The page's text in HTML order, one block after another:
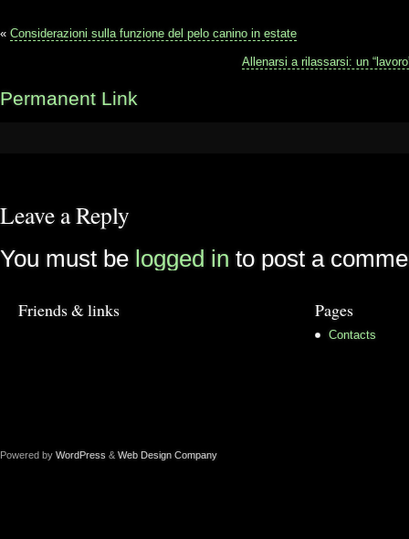
« Considerazioni sulla funzione del pelo canino in estate
Allenarsi a rilassarsi: un
Permanent Link
Leave a Reply
You must be logged in to post a
Friends & links Pages
Contacts
Powered by WordPress & Web Design Company